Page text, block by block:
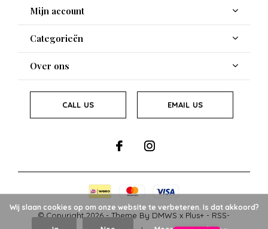
Mijn account
Categorieën
Over ons
CALL US EMAIL US
© Copyright2026- Theme By DMWS x Plus+ - RSS-
Wij slaan cookies op om onze website te verbeteren. Is dat akkoord?